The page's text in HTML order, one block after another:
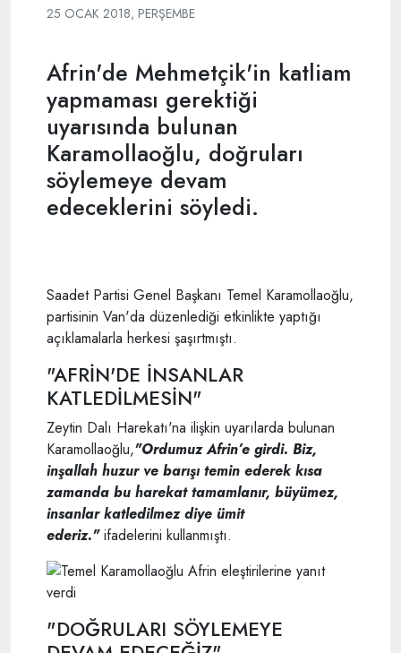
25 OCAK 2018, PERŞEMBE
Afrin'de Mehmetçik'in katliam
yapmaması gerektiği
uyarısında bulunan
Karamollaoğlu, doğruları
söylemeye devam
edeceklerini söyledi.
Saadet Partisi Genel Başkanı Temel Karamollaoğlu,
partisinin Van'da düzenlediği etkinlikte yaptığı
açıklamalarla herkesi şaşırtmıştı.
"AFRİN'DE İNSANLAR
KATLEDİLMESİN"
Zeytin Dalı Harekatı'na ilişkin uyarılarda bulunan
Karamollaoğlu,"Ordumuz Afrin’e girdi. Biz,
inşallah huzur ve barışı temin ederek kısa
zamanda bu harekat tamamlanır, büyümez,
insanlar katledilmez diye ümit
ederiz."ifadelerini kullanmıştı.
"DOĞRULARI SÖYLEMEYE